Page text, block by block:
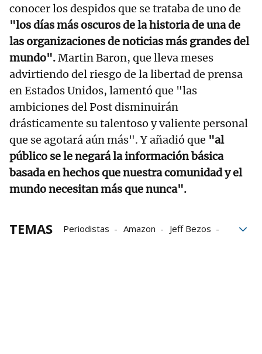
conocer los despidos que se trataba de uno de
"los días más oscuros de la historia de una de
las organizaciones de noticias más grandes del
mundo".Martin Baron, que lleva meses
advirtiendo del riesgo de la libertad de prensa
en Estados Unidos, lamentó que "las
ambiciones del Post disminuirán
drásticamente su talentoso y valiente personal
que se agotará aún más". Y añadió que "al
público se le negará la información básica
basada en hechos que nuestra comunidad y el
mundo necesitan más que nunca".
TEMAS Periodistas Amazon
Jeff Bezos